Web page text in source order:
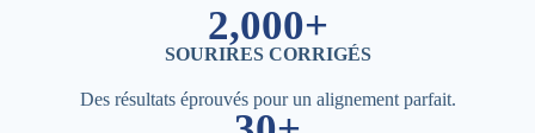
2,000+
SOURIRES CORRIGÉS
Des résultats éprouvés pour un alignement parfait.